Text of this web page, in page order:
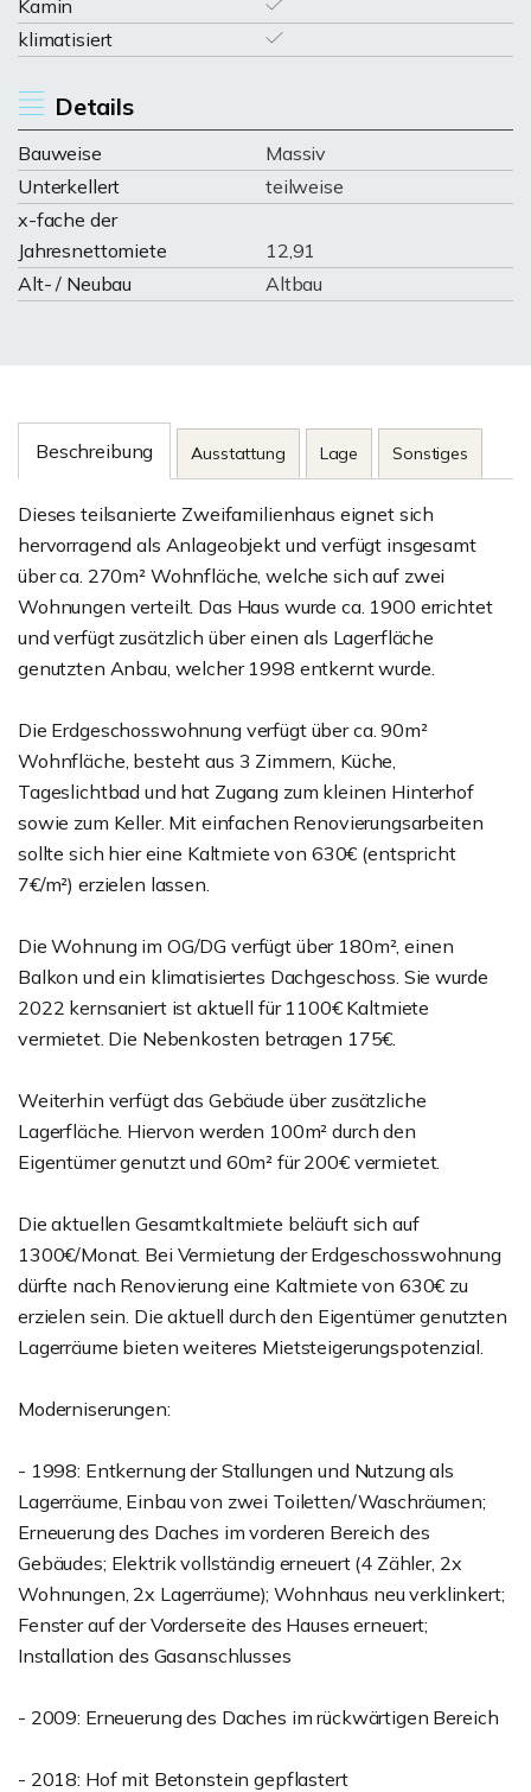
Kamin
klimatisiert
Details
Bauweise
Massiv
Unterkellert
teilweise
x-fache der
Jahresnettomiete
12,91
Alt- / Neubau
Altbau
Beschreibung Ausstattung Lage Sonstiges
Dieses teilsanierte Zweifamilienhaus eignet sich
hervorragend als Anlageobjekt und verfügt insgesamt
über ca. 270m² Wohnfläche, welche sich auf zwei
Wohnungen verteilt. Das Haus wurde ca. 1900 errichtet
und verfügt zusätzlich über einen als Lagerfläche
genutzten Anbau, welcher 1998 entkernt wurde.
Die Erdgeschosswohnung verfügt über ca. 90m²
Wohnfläche, besteht aus 3 Zimmern, Küche,
Tageslichtbad und hat Zugang zum kleinen Hinterhof
sowie zum Keller. Mit einfachen Renovierungsarbeiten
sollte sich hier eine Kaltmiete von 630€ (entspricht
7€/m²) erzielen lassen.
Die Wohnung im OG/DG verfügt über 180m², einen
Balkon und ein klimatisiertes Dachgeschoss. Sie wurde
2022 kernsaniert ist aktuell für 1100€ Kaltmiete
vermietet. Die Nebenkosten betragen 175€.
Weiterhin verfügt das Gebäude über zusätzliche
Lagerfläche. Hiervon werden 100m² durch den
Eigentümer genutzt und 60m² für 200€ vermietet.
Die aktuellen Gesamtkaltmiete beläuft sich auf
1300€/Monat. Bei Vermietung der Erdgeschosswohnung
dürfte nach Renovierung eine Kaltmiete von 630€ zu
erzielen sein. Die aktuell durch den Eigentümer genutzten
Lagerräume bieten weiteres Mietsteigerungspotenzial.
Moderniserungen:
- 1998: Entkernung der Stallungen und Nutzung als
Lagerräume, Einbau von zwei Toiletten/Waschräumen;
Erneuerung des Daches im vorderen Bereich des
Gebäudes; Elektrik vollständig erneuert (4 Zähler, 2x
Wohnungen, 2x Lagerräume); Wohnhaus neu verklinkert;
Fenster auf der Vorderseite des Hauses erneuert;
Installation des Gasanschlusses
- 2009: Erneuerung des Daches im rückwärtigen Bereich
- 2018: Hof mit Betonstein gepflastert